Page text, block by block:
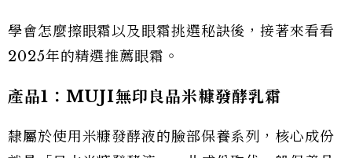
學會怎麼擦眼霜以及眼霜挑選秘訣後，接著來看看
2025年的精選推薦眼霜。
產品1：MUJI無印良品米糠發酵乳霜
隸屬於使用米糠發酵液的臉部保養系列，核心成份